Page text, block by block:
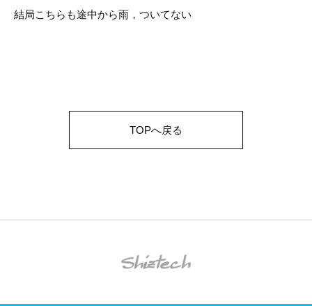
結局こちらも途中から雨，ついてない
TOPへ戻る